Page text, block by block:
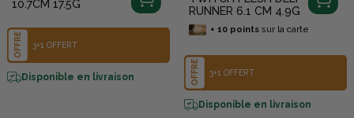
10.7CM 17.5G
OFFRE 3+1 OFFERT
Disponible en livraison
RUNNER 6.1 CM 4.9G
+ 10pointssur la carte
OFFRE 3+1 OFFERT
Disponible en livraison